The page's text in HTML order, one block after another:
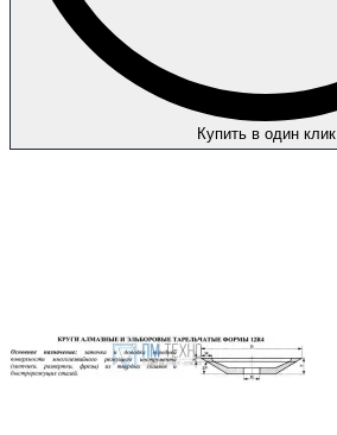
Купить в один клик